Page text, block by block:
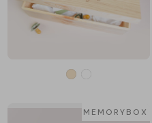
MEMORYBOX